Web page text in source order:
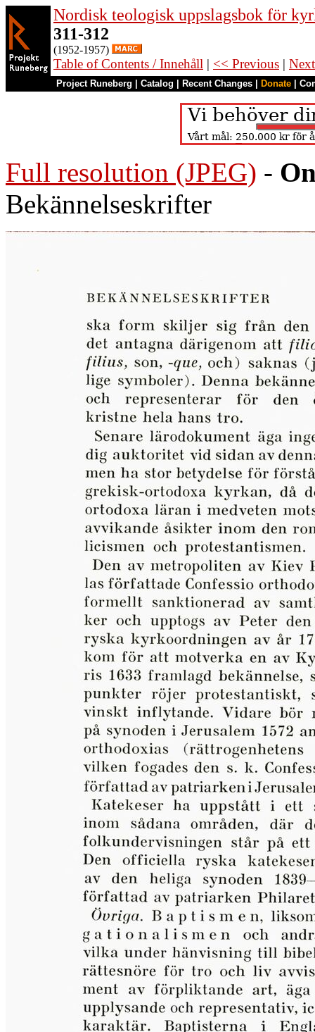
Nordisk teologisk uppslagsbok för
311-312
(1952-1957)
Table of Contents / Innehåll | << Previous |
Project Runeberg Catalog Recent Changes Donate
Full resolution (JPEG) -
Bekännelseskrifter